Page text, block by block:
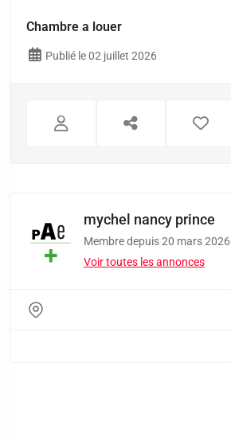
Chambre a louer
Publié le 02 juillet 2026
mychel nancy prince
Membre depuis 20 mars 2026
Voir toutes les annonces